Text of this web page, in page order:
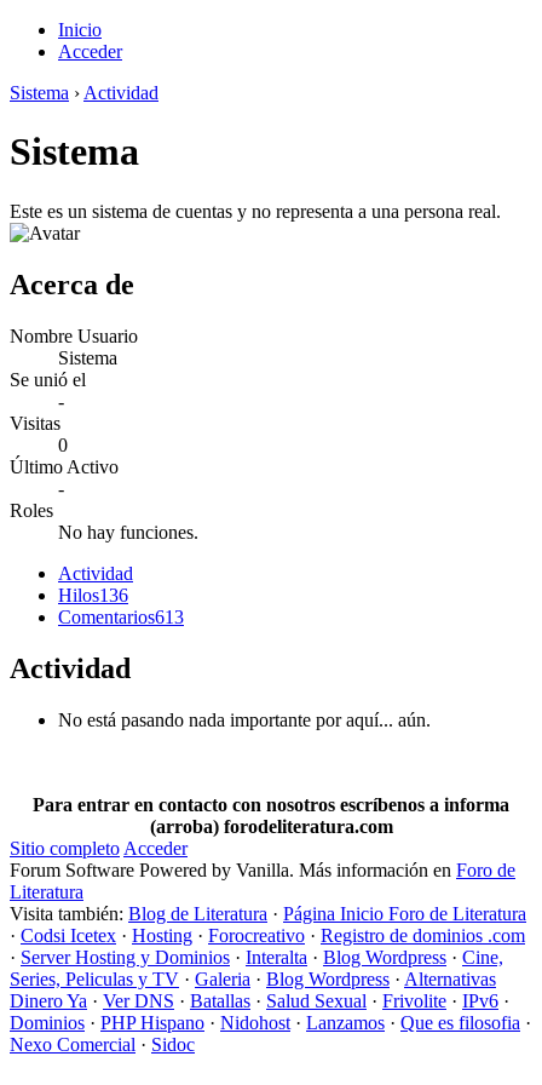
Inicio
Acceder
Sistema › Actividad
Sistema
Este es un sistema de cuentas y no representa a una persona real.
Acerca de
Nombre Usuario
Sistema
Se unió el
-
Visitas
0
Último Activo
-
Roles
No hay funciones.
Actividad
Hilos136
Comentarios613
Actividad
No está pasando nada importante por aquí... aún.
Para entrar en contacto con nosotros escríbenos a informa
(arroba) forodeliteratura.com
Sitio completo Acceder
Forum Software Powered by Vanilla. Más información en Foro de
Literatura
Visita también: Blog de Literatura · Página Inicio Foro de Literatura
· Codsi Icetex · Hosting · Forocreativo · Registro de dominios .com
· Server Hosting y Dominios · Interalta · Blog Wordpress · Cine,
Series, Peliculas y TV · Galeria · Blog Wordpress · Alternativas
Dinero Ya · Ver DNS · Batallas · Salud Sexual · Frivolite · IPv6 ·
Dominios · PHP Hispano · Nidohost · Lanzamos · Que es filosofia ·
Nexo Comercial · Sidoc